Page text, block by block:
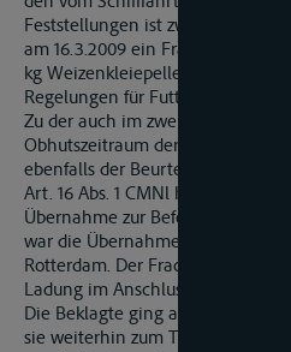
Feststellungen ist zwischen der
am 16.3.2009 ein Frachtvertrag
kg Weizenkleiepellets zustande
Regelungen für Futtermittel
Zu der auch im zweiten
Obhutszeitraum der Beklagten
ebenfalls der Beurteilung des
Art. 16 Abs. 1 CMNl haftet der
Übernahme zur Beförderung bis
war die Übernahme in A. bei der
Rotterdam. Der Frachtvertrag
Ladung im Anschluss an die
Die Beklagte ging auch zu diesem
sie weiterhin zum Transport der